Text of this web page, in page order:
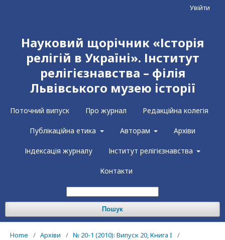
Науковий щорічник «Історія
релігій в Україні». Інститут
релігієзнавства – філія
Львівського музею історії
Поточний випуск Про журнал Редакційна колегія
Публікаційна етика Авторам Архіви
Індексація журналу Інститут релігієзнавства
Контакти
Пошук
Увійти
Home / Архіви / № 20-1 (2010): Випуск 20, Книга I
/